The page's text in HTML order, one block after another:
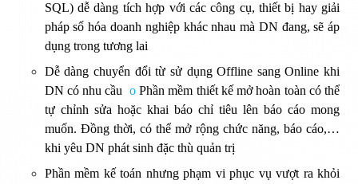
SQL) dễ dàng tích hợp với các công cụ, thiết bị hay giải
pháp số hóa doanh nghiệp khác nhau mà DN đang, sẽ áp
dụng trong tương lai
Dễ dàng chuyển đổi từ sử dụng Offline sang Online khi
DN có nhu cầu o Phần mềm thiết kế mở hoàn toàn có thể
tự chỉnh sửa hoặc khai báo chỉ tiêu lên báo cáo mong
muốn. Đồng thời, có thể mở rộng chức năng, báo cáo,…
khi yêu DN phát sinh đặc thù quản trị
Phần mềm kế toán nhưng phạm vi phục vụ vượt ra khỏi